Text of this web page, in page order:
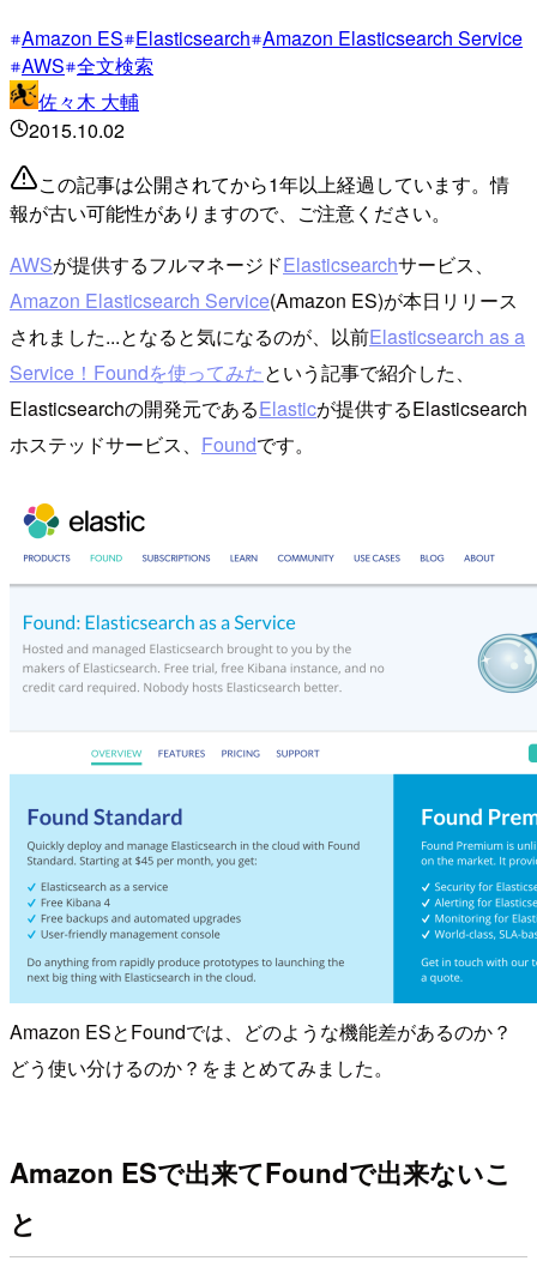
Amazon ES Elasticsearch Amazon Elasticsearch Service
AWS 全文検索
佐々木 大輔
2015.10.02
この記事は公開されてから1年以上経過しています。情
報が古い可能性がありますので、ご注意ください。
AWSが提供するフルマネージドElasticsearchサービス、
Amazon Elasticsearch Service(Amazon ES)が本日リリース
されました...となると気になるのが、以前Elasticsearch as a
Service！Foundを使ってみたという記事で紹介した、
Elasticsearchの開発元であるElasticが提供するElasticsearch
ホステッドサービス、 Foundです。
Amazon ESとFoundでは、どのような機能差があるのか？
どう使い分けるのか？をまとめてみました。
Amazon ESで出来てFoundで出来ないこ
と